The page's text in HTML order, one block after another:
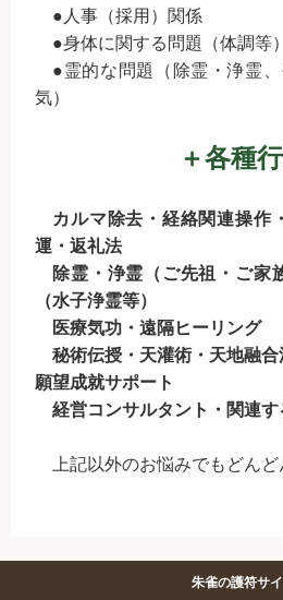
●人事（採用）関係
●身体に関する問題（体調等）
●霊的な問題（除霊・浄霊、
気）
＋各種
カルマ除去・経絡関連操作
運・返礼法
除霊・浄霊（ご先祖・ご家
（水子浄霊等）
医療気功・遠隔ヒーリング
秘術伝授・天灌術・天地融合
願望成就サポート
経営コンサルタント・関連す
上記以外のお悩みでもどんど
朱雀の護符サ